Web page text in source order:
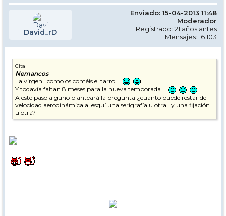
David_rD
Enviado: 15-04-2013 11:48
Moderador
Registrado: 21 años antes
Mensajes: 16.103
Cita
Nemancos
La virgen...como os coméis el tarro....
Y todavía faltan 8 meses para la nueva temporada....
A este paso alguno planteará la pregunta ¿cuánto puede restar de
velocidad aerodinámica al esquí una serigrafía u otra...y una fijación
u otra?